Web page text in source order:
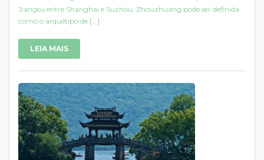
Jiangsu entre Shanghai e Suzhou, Zhouzhuang pode ser definida
como o arquétipo de [...]
LEIA MAIS